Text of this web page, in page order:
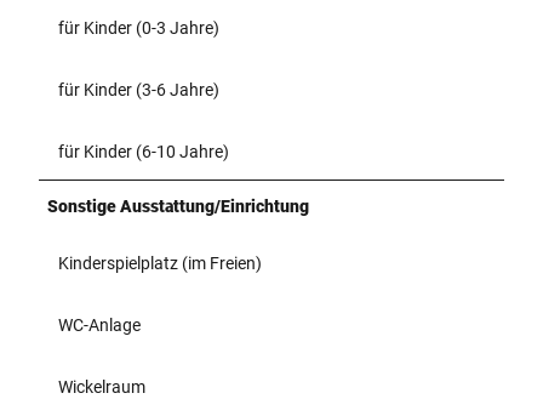
für Kinder (0-3 Jahre)
für Kinder (3-6 Jahre)
für Kinder (6-10 Jahre)
Sonstige Ausstattung/Einrichtung
Kinderspielplatz (im Freien)
WC-Anlage
Wickelraum